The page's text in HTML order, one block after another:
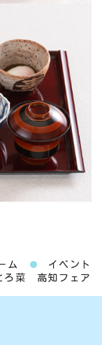
ム
イベント
ろ菜 高知フェア